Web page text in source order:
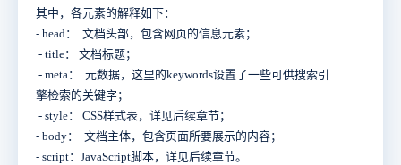
其中，各元素的解释如下：
- head： 文档头部，包含网页的信息元素；
- title： 文档标题；
- meta： 元数据，这里的keywords设置了一些可供搜索引
擎检索的关键字；
- style： CSS样式表，详见后续章节；
- body： 文档主体，包含页面所要展示的内容；
- script：JavaScript脚本，详见后续章节。